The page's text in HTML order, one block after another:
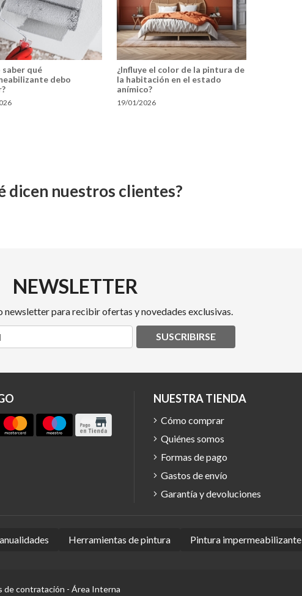
saber qué
debo
¿Influye el color de la pintura de
la habitación en el estado
anímico?
19/01/2026
dicen nuestros clientes?
NEWSLETTER
newsletter para recibir ofertas y novedades exclusivas.
SUSCRIBIRSE
NUESTRA TIENDA
Cómo comprar
Quiénes somos
Formas de pago
Gastos de envío
Garantía y devoluciones
Herramientas de pintura Pintura impermeabilizante
de contratación - Área Interna